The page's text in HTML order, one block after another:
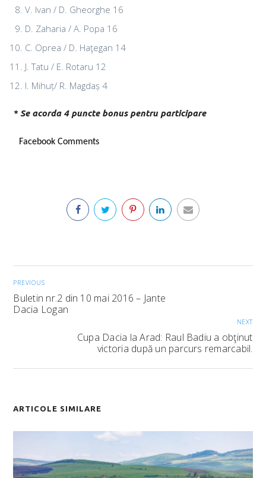
V. Ivan / D. Gheorghe 16
D. Zaharia / A. Popa 16
C. Oprea / D. Haţegan 14
J. Tatu / E. Rotaru 12
I. Mihuț/ R. Magdaș 4
* Se acorda 4 puncte bonus pentru participare
Facebook Comments
PREVIOUS
Buletin nr.2 din 10 mai 2016 – Jante
Dacia Logan
NEXT
Cupa Dacia la Arad: Raul Badiu a obţinut
victoria după un parcurs remarcabil.
ARTICOLE SIMILARE